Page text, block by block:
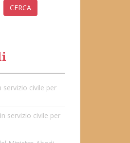
CERCA
servizio civile per
servizio civile per